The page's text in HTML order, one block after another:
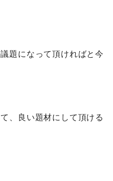
題になって頂ければと今
、良い題材にして頂ける